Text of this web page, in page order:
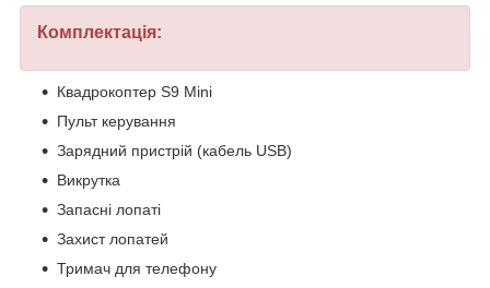
Комплектація:
Квадрокоптер S9 Mini
Пульт керування
Зарядний пристрій (кабель USB)
Викрутка
Запасні лопаті
Захист лопатей
Тримач для телефону